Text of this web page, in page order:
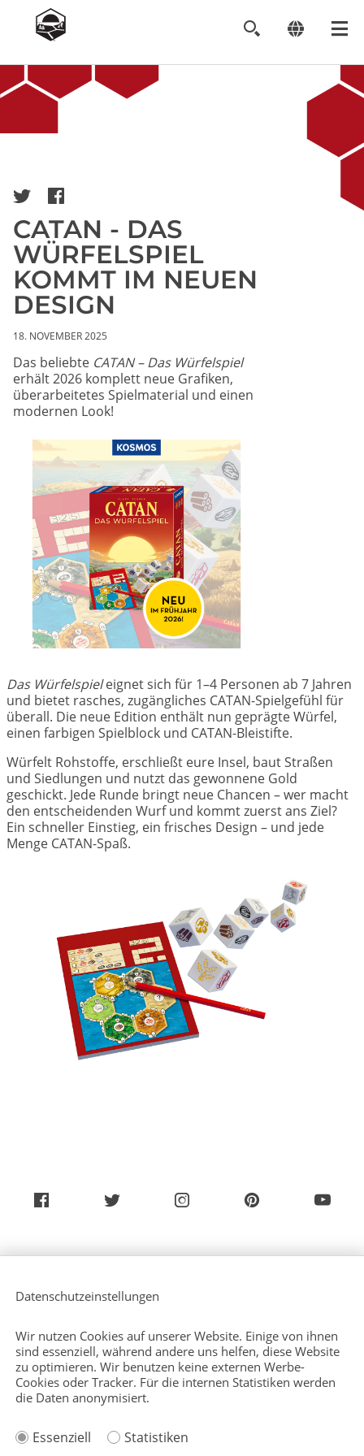
Datenschutzeinstellungen
Wir nutzen Cookies auf unserer Website. Einige von ihnen
sind essenziell, während andere uns helfen, diese Website
zu optimieren. Wir benutzen keine externen Werbe-
Cookies oder Tracker. Für die internen Statistiken werden
die Daten anonymisiert.
Essenziell Statistiken
CATAN - DAS
WÜRFELSPIEL
KOMMT IM NEUEN
DESIGN
18. NOVEMBER 2025
Das beliebte CATAN – Das Würfelspiel
erhält 2026 komplett neue Grafiken,
überarbeitetes Spielmaterial und einen
modernen Look!
Das Würfelspieleignet sich für 1–4 Personen ab 7 Jahren
und bietet rasches, zugängliches CATAN-Spielgefühl für
überall. Die neue Edition enthält nun geprägte Würfel,
einen farbigen Spielblock und CATAN-Bleistifte.
Würfelt Rohstoffe, erschließt eure Insel, baut Straßen
und Siedlungen und nutzt das gewonnene Gold
geschickt. Jede Runde bringt neue Chancen – wer macht
den entscheidenden Wurf und kommt zuerst ans Ziel?
Ein schneller Einstieg, ein frisches Design – und jede
Menge CATAN-Spaß.
Sitemap
Datenschutzerklärung